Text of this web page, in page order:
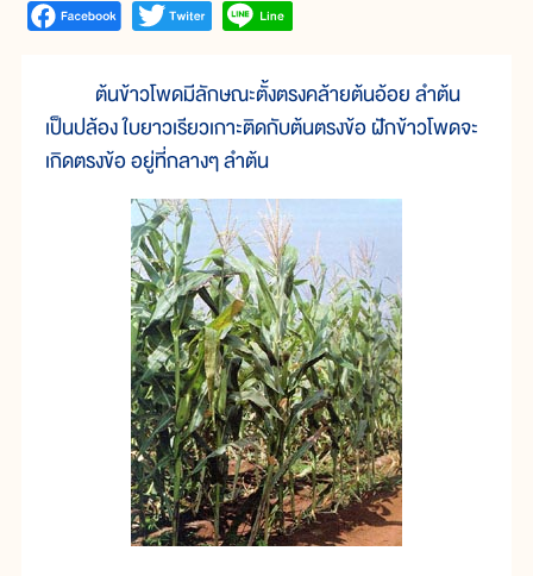
ต้นข้าวโพดมีลักษณะตั้งตรงคล้ายต้นอ้อย ลำต้น
เป็นปล้อง ใบยาวเรียวเกาะติดกับต้นตรงข้อ ฝักข้าวโพดจะ
เกิดตรงข้อ อยู่ที่กลางๆ ลำต้น